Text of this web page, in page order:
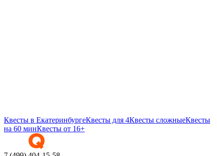
Квесты в ЕкатеринбургеКвесты для 4Квесты сложныеКвесты
на 60 минКвесты от 16+